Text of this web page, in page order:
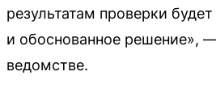
результатам проверки
и обоснованное решение»,
ведомстве.